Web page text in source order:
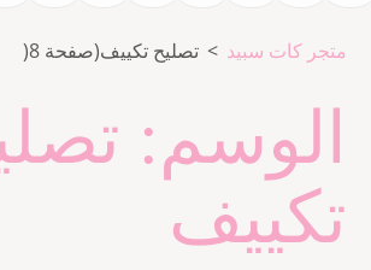
متجر كات سبيد > تصليح تكييف(صفحة 8(
الوسم:
تكييف